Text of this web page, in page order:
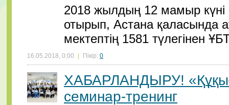
2018 жылдың 12 мамыр
отырып, Астана қаласында
мектептің 1581 түлегінен
16.05.2018, 0:00 Пікір: 0
ХАБАРЛАНДЫРУ!
семинар-тренинг